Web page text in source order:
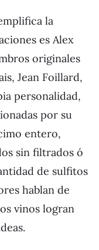
la
es Alex
originales
Jean Foillard,
personalidad,
por su
entero,
sin filtrados ó
de sulfitos
hablan de
vinos logran